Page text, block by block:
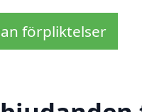
förpliktelser